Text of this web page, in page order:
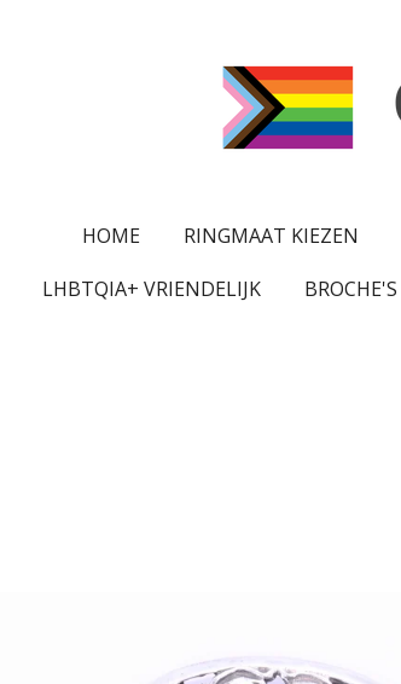
HOME RINGMAAT KIEZEN
LHBTQIA+ VRIENDELIJK
BROCHE'S